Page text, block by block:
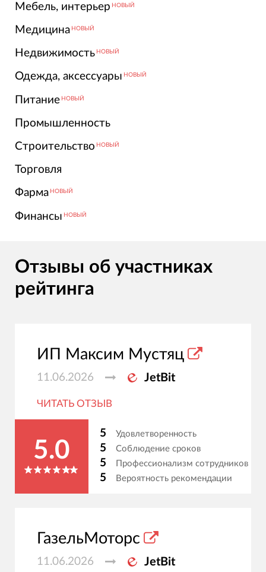
Мебель, интерьер НОВЫЙ
Медицина НОВЫЙ
Недвижимость НОВЫЙ
Одежда, аксессуары НОВЫЙ
Питание НОВЫЙ
Промышленность
Строительство НОВЫЙ
Торговля
Фарма НОВЫЙ
Финансы НОВЫЙ
Отзывы об участниках
рейтинга
ИП Максим Мустяц
11.06.2026 JetBit
ЧИТАТЬ ОТЗЫВ
5.0
5 Удовлетворенность
5 Соблюдение сроков
5 Профессионализм сотрудников
5 Вероятность рекомендации
ГазельМоторс
11.06.2026 JetBit